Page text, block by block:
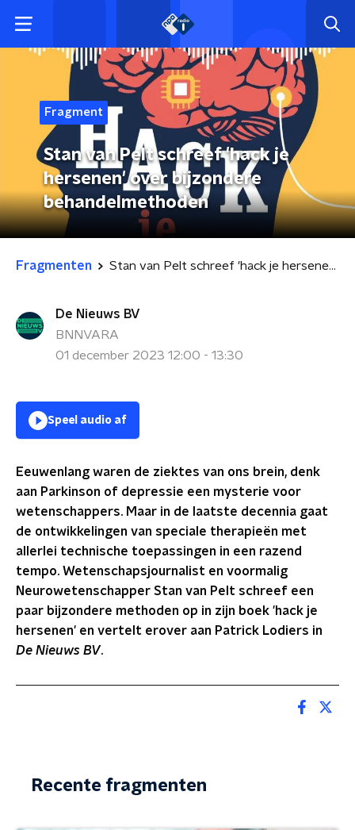
Fragment
Stan van Pelt schreef 'hack je
hersenen' over bijzondere
behandelmethoden
Fragmenten Stan van Pelt schreef 'hack je hersenen' over bijzondere behandelmethoden
De Nieuws BV
BNNVARA
01 december 2023 12:00 - 13:30
Speel audio af
Eeuwenlang waren de ziektes van ons brein, denk
aan Parkinson of depressie een mysterie voor
wetenschappers. Maar in de laatste decennia gaat
de ontwikkelingen van speciale therapieën met
allerlei technische toepassingen in een razend
tempo. Wetenschapsjournalist en voormalig
Neurowetenschapper Stan van Pelt schreef een
paar bijzondere methoden op in zijn boek 'hack je
hersenen' en vertelt erover aan Patrick Lodiers in
De Nieuws BV.
Recente fragmenten